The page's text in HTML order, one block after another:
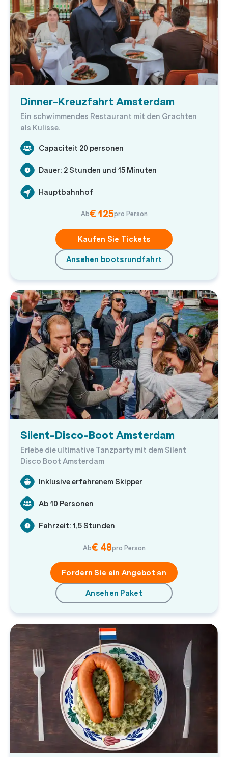
Dinner-Kreuzfahrt Amsterdam
Ein schwimmendes Restaurant mit den Grachten
als Kulisse.
Capaciteit 20 personen
Dauer: 2 Stunden und 15 Minuten
Hauptbahnhof
Ab€ 125pro Person
Kaufen Sie Tickets
Ansehen bootsrundfahrt
Silent-Disco-Boot Amsterdam
Erlebe die ultimative Tanzparty mit dem Silent
Disco Boot Amsterdam
Inklusive erfahrenem Skipper
Ab 10 Personen
Fahrzeit: 1,5 Stunden
Ab€ 48pro Person
Fordern Sie ein Angebot an
Ansehen Paket